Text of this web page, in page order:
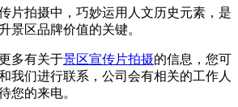
拍摄中，巧妙运用人文历史元素，是
景区品牌价值的关键。
多有关于景区宣传片拍摄的信息，您可
我们进行联系，公司会有相关的工作人
您的来电。